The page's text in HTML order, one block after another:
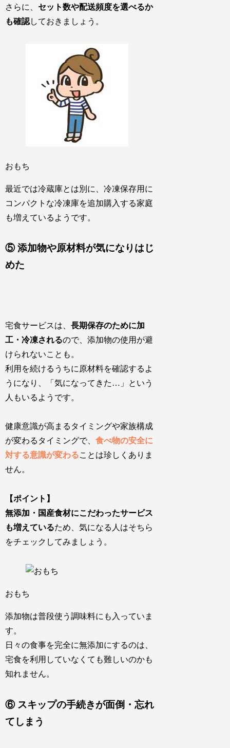
さらに、 セット数や配送頻度を選べるか
も確認しておきましょう。
おもち
最近では冷蔵庫とは別に、冷凍保存用に
コンパクトな冷凍庫を追加購入する家庭
も増えているようです。
⑤ 添加物や原材料が気になりはじ
めた
宅食サービスは、長期保存のために加
工・冷凍されるので、添加物の使用が避
けられないことも 。
利用を続けるうちに原材料を確認するよ
うになり、「気になってきた…」という
人もいるようです。
健康意識が高まるタイミングや家族構成
が変わるタイミングで、食べ物の安全に
対する意識が変わることは珍しくありま
せん。
【ポイント】
無添加・国産食材にこだわったサービス
も増えているため、気になる人はそちら
をチェックしてみましょう。
おもち
添加物は普段使う調味料にも入っていま
す。
日々の食事を完全に無添加にするのは、
宅食を利用していなくても難しいのかも
知れません。
⑥ スキップの手続きが面倒・忘れ
てしまう